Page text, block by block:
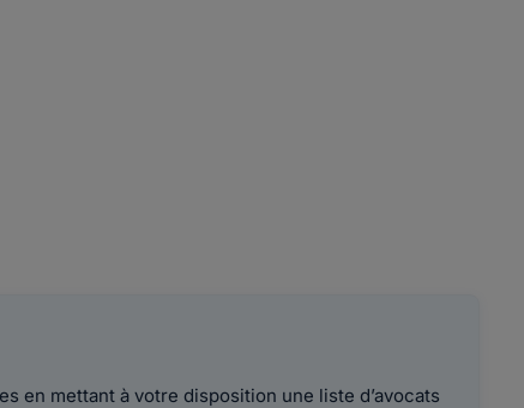
en mettant à votre disposition une liste d’avocats